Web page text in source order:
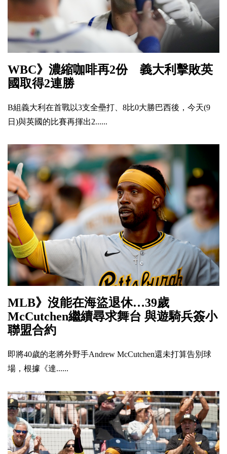
WBC》濃縮咖啡再2份 義大利擊敗英
國取得2連勝
B組義大利在首戰以3支全壘打、8比0大勝巴西後，今天(9
日)與英國的比賽再揮出2......
MLB》沒能在海盜退休…39歲
McCutchen繼續尋求舞台 與遊騎兵簽小
聯盟合約
即將40歲的老將外野手Andrew McCutchen還未打算告別球
場，根據《達......